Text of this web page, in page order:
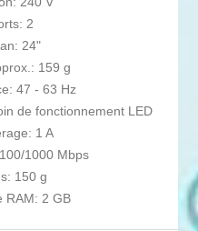
2
24"
159 g
47 - 63 Hz
de fonctionnement LED
1 A
1000 Mbps
150 g
RAM: 2 GB